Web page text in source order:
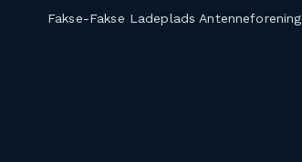
Fakse-Fakse Ladeplads Antenneforening